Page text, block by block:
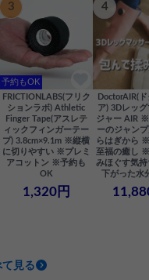
3
予約もOK
FRICTIONLABS(フリク
ションラボ) Athletic
Finger Tape(アスレテ
ィックフィンガーテー
プ) 3.8cm×9.1m ※縦横
に切りやすい ※プレミ
アコットン ※予約も
OK
1,320円
4
DoctorAIR(
ア) 3Dレッ
ジャー AIR
ーのジャン
らはぎから
至福の癒し
みほぐす気
下がった水
て見る